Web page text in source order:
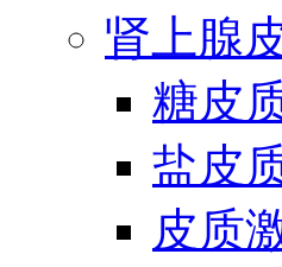
肾上腺
糖皮
盐皮
皮质